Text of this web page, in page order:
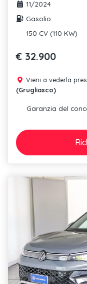
11/2024
Gasolio
150 CV (110 KW)
€ 32.900
Vieni a vederla
(Grugliasco)
Garanzia del